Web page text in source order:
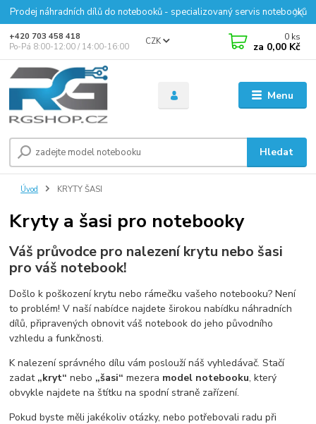
Prodej náhradních dílů do notebooků - specializovaný servis notebooků
Menu
CZK
Hledat
+420 703 458 418
Po-Pá 8:00-12:00 / 14:00-16:00
0 ks
za 0,00 Kč
Úvod KRYTY ŠASI
Kryty a šasi pro notebooky
Váš průvodce pro nalezení krytu nebo šasi
pro váš notebook!
Došlo k poškození krytu nebo rámečku vašeho notebooku? Není
to problém! V naší nabídce najdete širokou nabídku náhradních
dílů, připravených obnovit váš notebook do jeho původního
vzhledu a funkčnosti.
K nalezení správného dílu vám poslouží náš vyhledávač. Stačí
zadat „kryt“ nebo „šasi“ mezera model notebooku, který
obvykle najdete na štítku na spodní straně zařízení.
Pokud byste měli jakékoliv otázky, nebo potřebovali radu při